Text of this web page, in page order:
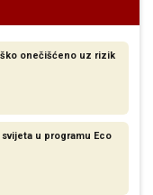
onečišćeno uz rizik
u programu Eco